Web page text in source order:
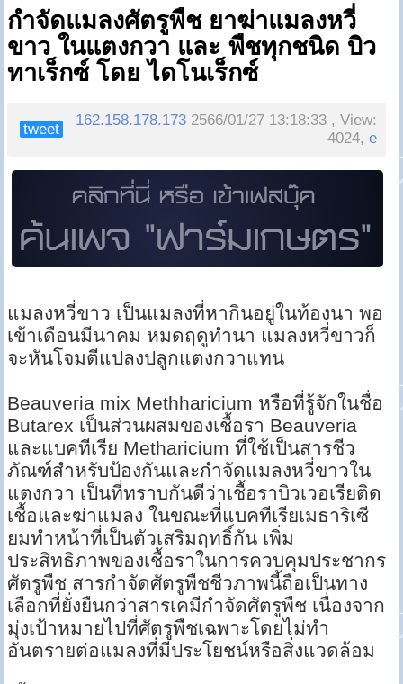
กำจัดแมลงศัตรูพืช ยาฆ่าแมลงหวี่
ขาว ในแตงกวา และ พืชทุกชนิด บิว
ทาเร็กซ์ โดย ไดโนเร็กซ์
tweet
162.158.178.173 2566/01/27 13:18:33 , View:
4024,e
แมลงหวี่ขาว เป็นแมลงที่หากินอยู่ในท้องนา พอ
เข้าเดือนมีนาคม หมดฤดูทำนา แมลงหวี่ขาวก็
จะหันโจมตีแปลงปลูกแตงกวาแทน
Beauveria mix Methharicium หรือที่รู้จักในชื่อ
Butarex เป็นส่วนผสมของเชื้อรา Beauveria
และแบคทีเรีย Metharicium ที่ใช้เป็นสารชีว
ภัณฑ์สำหรับป้องกันและกำจัดแมลงหวี่ขาวใน
แตงกวา เป็นที่ทราบกันดีว่าเชื้อราบิวเวอเรียติด
เชื้อและฆ่าแมลง ในขณะที่แบคทีเรียเมธาริเซี
ยมทำหน้าที่เป็นตัวเสริมฤทธิ์กัน เพิ่ม
ประสิทธิภาพของเชื้อราในการควบคุมประชากร
ศัตรูพืช สารกำจัดศัตรูพืชชีวภาพนี้ถือเป็นทาง
เลือกที่ยั่งยืนกว่าสารเคมีกำจัดศัตรูพืช เนื่องจาก
มุ่งเป้าหมายไปที่ศัตรูพืชเฉพาะโดยไม่ทำ
อันตรายต่อแมลงที่มีประโยชน์หรือสิ่งแวดล้อม